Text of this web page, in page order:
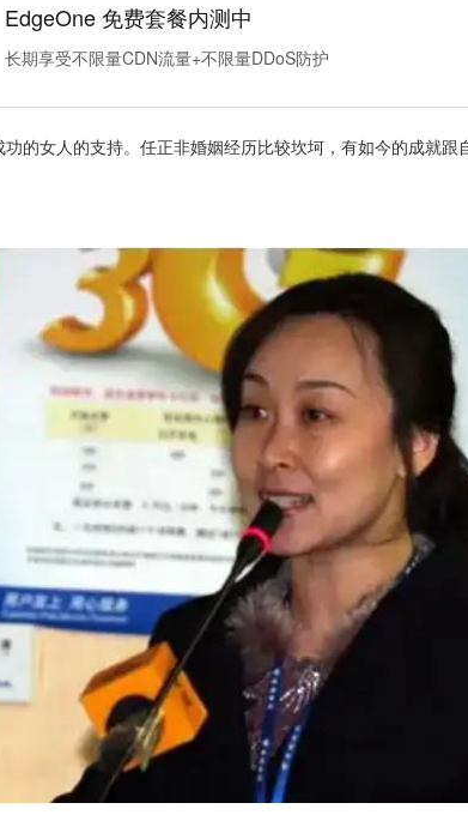
EdgeOne 免费套餐内测中
长期享受不限量CDN流量+不限量DDoS防护
的女人的支持。任正非婚姻经历比较坎坷，有如今的成就跟